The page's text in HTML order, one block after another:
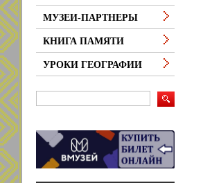
МУЗЕИ-ПАРТНЕРЫ
КНИГА ПАМЯТИ
УРОКИ ГЕОГРАФИИ